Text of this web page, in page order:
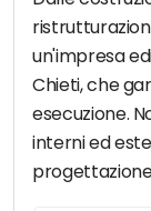
un'impresa
Chieti, che
esecuzione.
interni ed